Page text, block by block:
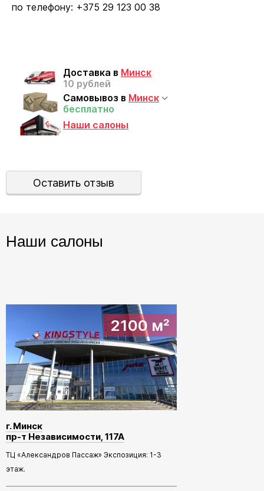
по телефону: +375 29 123 00 38
Доставка в Минск
10 рублей
Самовывоз в Минск
бесплатно
Наши салоны
Оставить отзыв
Наши салоны
2100 м²
г. Минск
пр-т Независимости, 117А
ТЦ «Александров Пассаж» Экспозиция: 1-3
этаж.